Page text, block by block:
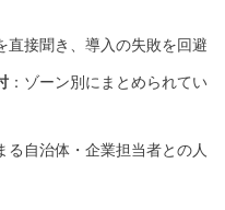
直接聞き、導入の失敗を回避
：ゾーン別にまとめられてい
る自治体・企業担当者との人